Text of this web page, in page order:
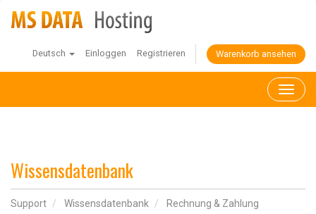
Deutsch Einloggen Registrieren Warenkorb ansehen
Wissensdatenbank
Support Wissensdatenbank
Rechnung & Zahlung